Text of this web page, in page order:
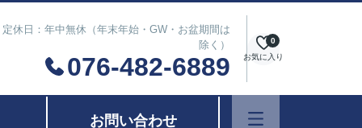
休日：年中無休（年末年始・GW・お盆期間は
除く）
076-482-6889 お気に入り
0
お問い合わせ